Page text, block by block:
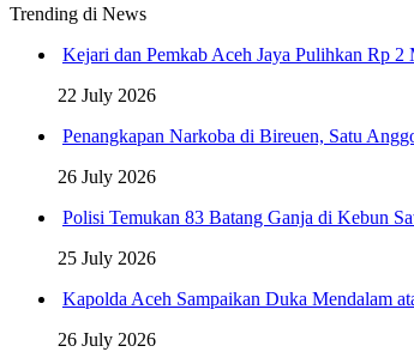
Trending di News
Kejari dan Pemkab Aceh Jaya Pulihkan Rp
22 July 2026
Penangkapan Narkoba di Bireuen, Satu
26 July 2026
Polisi Temukan 83 Batang Ganja di Kebun
25 July 2026
Kapolda Aceh Sampaikan Duka Mendalam
26 July 2026